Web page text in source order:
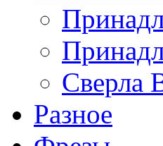
Сверла
Разное